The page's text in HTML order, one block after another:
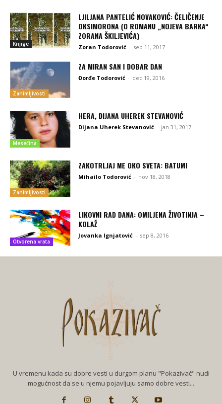
Knjige
LJILJANA PANTELIĆ NOVAKOVIĆ: ČELIČENJE
OKSIMORONA (O ROMANU „NOJEVA BARKA“
ZORANA ŠKILJEVIĆA)
Zoran Todorović - sep 11, 2017
Zanimljivosti
ZA MIRAN SAN I DOBAR DAN
Đorđe Todorović - dec 19, 2016
Mesečina
HERA, DIJANA UHEREK STEVANOVIĆ
Dijana Uherek Stevanović - jan 31, 2017
Zanimljivosti
ZAKOTRLJAJ ME OKO SVETA: BATUMI
Mihailo Todorović - nov 18, 2018
Otvorena vrata
LIKOVNI RAD DANA: OMILJENA ŽIVOTINJA –
KOLAŽ
Jovanka Ignjatović - sep 8, 2016
U vremenu kada su dobre vesti u durgom planu "Pokazivač" nudi
mogućnost da se u njemu pojavljuju samo dobre vesti...